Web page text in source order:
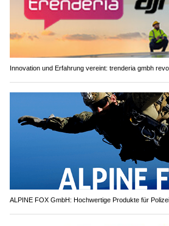
Innovation und Erfahrung vereint: trenderia gmbh
ALPINE FOX GmbH: Hochwertige Produkte für